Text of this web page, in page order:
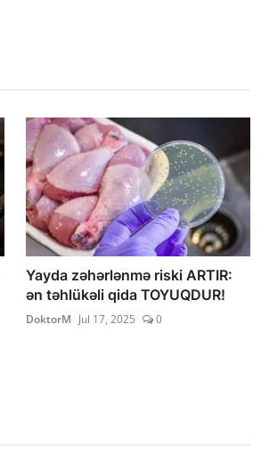
Yayda zəhərlənmə riski ARTIR:
ən təhlükəli qida TOYUQDUR!
DoktorM Jul 17, 2025 0